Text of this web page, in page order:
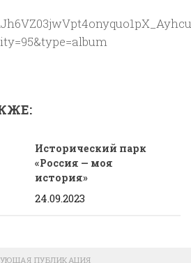
Исторический парк
«Россия — моя
история»
24.09.2023
ПУБЛИКАЦИЯ